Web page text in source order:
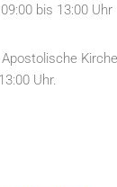
bis 13:00 Uhr
Uhr.